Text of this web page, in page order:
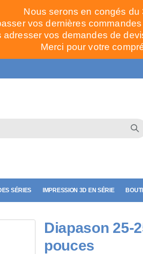
Nous serons en congés du
vos dernières
vos demandes de
Merci pour votre
SÉRIES IMPRESSION 3D EN SÉRIE
Diapason 25-
pouces